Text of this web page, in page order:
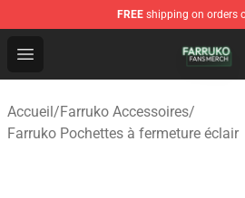
FREE shipping on orders
Open menu
Farruko Shop - Official
Accueil/Farruko Accessoires/
Farruko Pochettes à fermeture éclair